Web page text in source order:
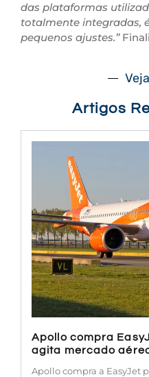
das plataformas
totalmente integradas,
pequenos ajustes.”
Artigos
Apollo compra
agita mercado
Apollo compra a EasyJet